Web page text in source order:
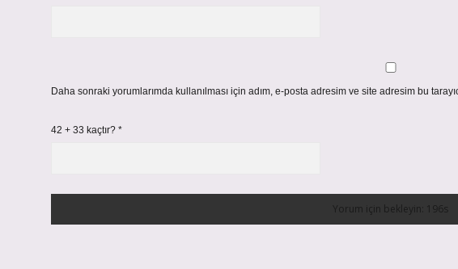
Daha sonraki yorumlarımda kullanılması için adım, e-posta adresim ve site adresim bu
42 + 33 kaçtır? *